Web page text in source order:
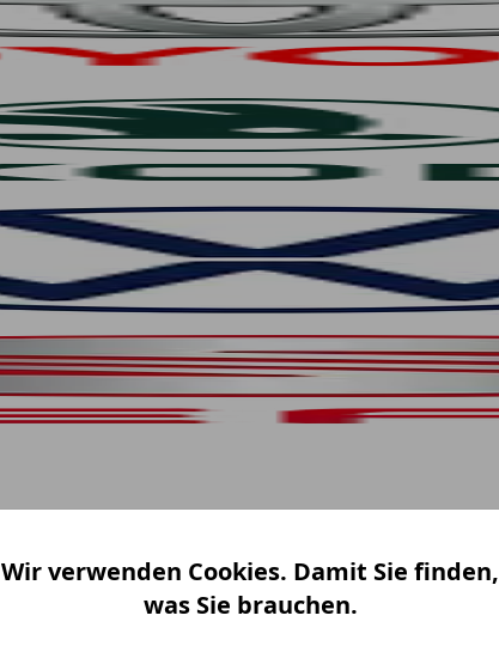
Wir verwenden Cookies. Damit Sie finden,
was Sie brauchen.